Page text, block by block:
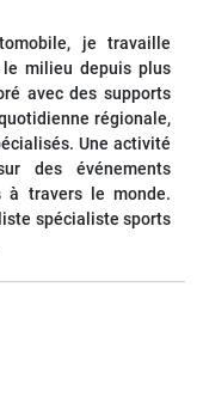
je travaille
milieu depuis plus
avec des supports
régionale,
Une activité
des événements
à travers le monde.
spécialiste sports